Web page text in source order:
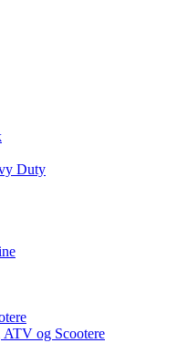
Duty
og Scootere